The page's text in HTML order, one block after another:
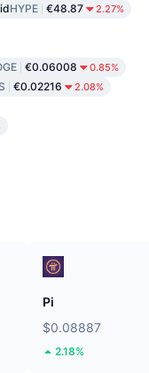
HYPE €48.87 2.27%
€0.06008 0.85%
€0.02216 2.08%
Pi
$0.08887
2.18%